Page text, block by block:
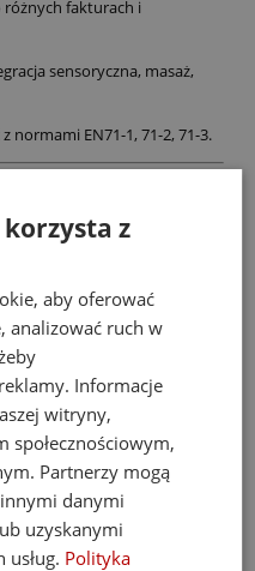
różnych fakturach i
sensoryczna, masaż,
normami EN71-1, 71-2, 71-3.
zamieniając codzienne
z
aby oferować
analizować ruch w
Informacje
witryny,
społecznościowym,
Partnerzy mogą
danymi
uzyskanymi
usług. Polityka